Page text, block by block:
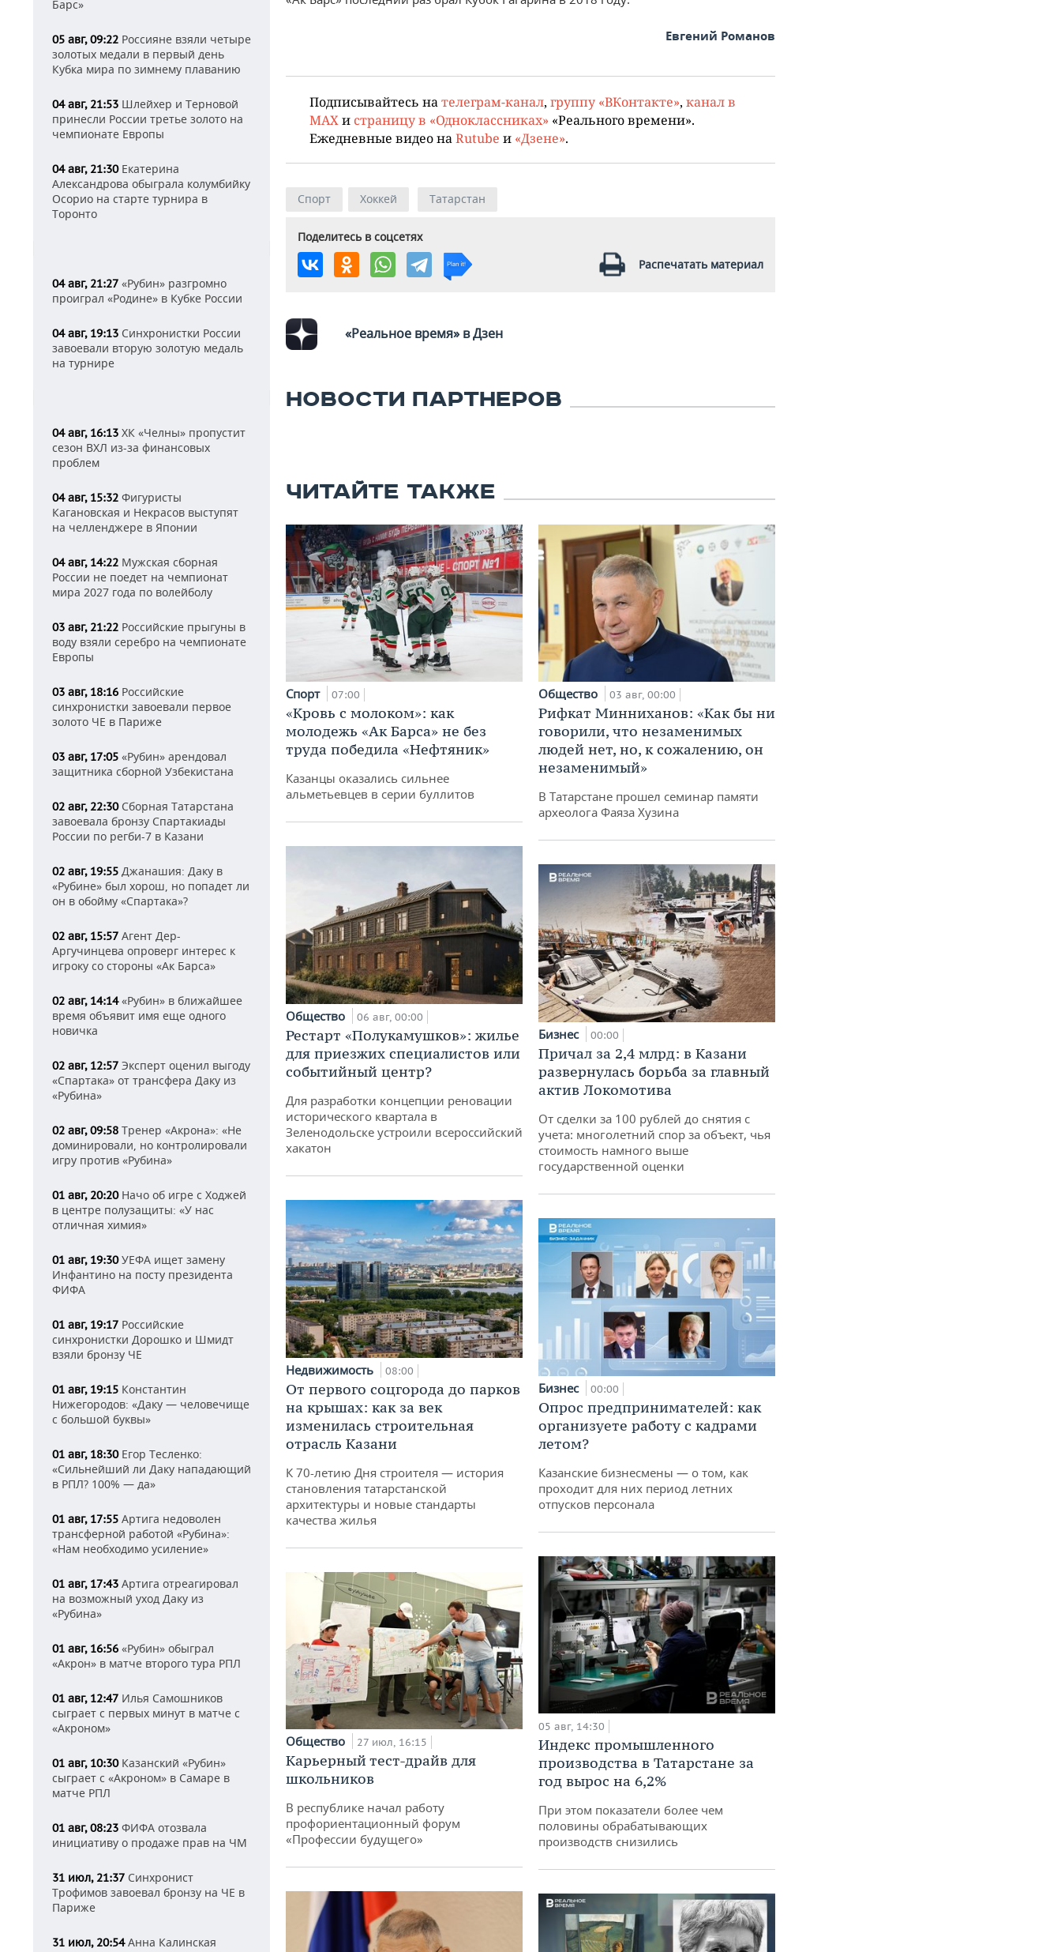
Барс»
05 авг, 09:22 Россияне взяли четыре
золотых медали в первый день
Кубка мира по зимнему плаванию
04 авг, 21:53 Шлейхер и Терновой
принесли России третье золото на
чемпионате Европы
04 авг, 21:30Екатерина
Александрова обыграла колумбийку
Осорио на старте турнира в
Торонто
04 авг, 21:27 «Рубин» разгромно
проиграл «Родине» в Кубке России
04 авг, 19:13 Синхронистки России
завоевали вторую золотую медаль
на турнире
04 авг, 16:13 ХК «Челны» пропустит
сезон ВХЛ из-за финансовых
проблем
04 авг, 15:32 Фигуристы
Кагановская и Некрасов выступят
на челленджере в Японии
04 авг, 14:22 Мужская сборная
России не поедет на чемпионат
мира 2027 года по волейболу
03 авг, 21:22 Российские прыгуны в
воду взяли серебро на чемпионате
Европы
03 авг, 18:16 Российские
синхронистки завоевали первое
золото ЧЕ в Париже
03 авг, 17:05 «Рубин» арендовал
защитника сборной Узбекистана
02 авг, 22:30Сборная Татарстана
завоевала бронзу Спартакиады
России по регби-7 в Казани
02 авг, 19:55 Джанашия: Даку в
«Рубине» был хорош, но попадет ли
он в обойму «Спартака»?
02 авг, 15:57 Агент Дер-
Аргучинцева опроверг интерес к
игроку со стороны «Ак Барса»
02 авг, 14:14«Рубин» в ближайшее
время объявит имя еще одного
новичка
02 авг, 12:57 Эксперт оценил выгоду
«Спартака» от трансфера Даку из
«Рубина»
02 авг, 09:58 Тренер «Акрона»: «Не
доминировали, но контролировали
игру против «Рубина»
01 авг, 20:20Начо об игре с Ходжей
в центре полузащиты: «У нас
отличная химия»
01 авг, 19:30УЕФА ищет замену
Инфантино на посту президента
ФИФА
01 авг, 19:17 Российские
синхронистки Дорошко и Шмидт
взяли бронзу ЧЕ
01 авг, 19:15 Константин
Нижегородов: «Даку — человечище
с большой буквы»
01 авг, 18:30Егор Тесленко:
«Сильнейший ли Даку нападающий
в РПЛ? 100% — да»
01 авг, 17:55 Артига недоволен
трансферной работой «Рубина»:
«Нам необходимо усиление»
01 авг, 17:43 Артига отреагировал
на возможный уход Даку из
«Рубина»
01 авг, 16:56 «Рубин» обыграл
«Акрон» в матче второго тура РПЛ
01 авг, 12:47 Илья Самошников
сыграет с первых минут в матче с
«Акроном»
01 авг, 10:30Казанский «Рубин»
сыграет с «Акроном» в Самаре в
матче РПЛ
01 авг, 08:23 ФИФА отозвала
инициативу о продаже прав на ЧМ
31 июл, 21:37 Синхронист
Трофимов завоевал бронзу на ЧЕ в
Париже
31 июл, 20:54Анна Калинская
Евгений Романов
Подписывайтесь на телеграм-канал, группу «ВКонтакте», канал в
MAX и страницу в «Одноклассниках» «Реального времени».
Ежедневные видео на Rutube и «Дзене».
Спорт Хоккей Татарстан
Поделитесь в соцсетях
Распечатать материал
«Реальное время» в Дзен
НОВОСТИ ПАРТНЕРОВ
ЧИТАЙТЕ ТАКЖЕ
Спорт 07:00
«Кровь с молоком»: как
молодежь «Ак Барса» не без
труда победила «Нефтяник»
Казанцы оказались сильнее
альметьевцев в серии буллитов
Общество 06 авг, 00:00
Рестарт «Полукамушков»: жилье
для приезжих специалистов или
событийный центр?
Для разработки концепции реновации
исторического квартала в
Зеленодольске устроили всероссийский
хакатон
Недвижимость 08:00
От первого соцгорода до парков
на крышах: как за век
изменилась строительная
отрасль Казани
К 70-летию Дня строителя — история
становления татарстанской
архитектуры и новые стандарты
качества жилья
Общество 27 июл, 16:15
Карьерный тест-драйв для
школьников
В республике начал работу
профориентационный форум
«Профессии будущего»
Общество 03 авг, 00:00
Рифкат Минниханов: «Как бы ни
говорили, что незаменимых
людей нет, но, к сожалению, он
незаменимый»
В Татарстане прошел семинар памяти
археолога Фаяза Хузина
Бизнес 00:00
Причал за 2,4 млрд: в Казани
развернулась борьба за главный
актив Локомотива
От сделки за 100 рублей до снятия с
учета: многолетний спор за объект, чья
стоимость намного выше
государственной оценки
Бизнес 00:00
Опрос предпринимателей: как
организуете работу с кадрами
летом?
Казанские бизнесмены — о том, как
проходит для них период летних
отпусков персонала
05 авг, 14:30
Индекс промышленного
производства в Татарстане за
год вырос на 6,2%
При этом показатели более чем
половины обрабатывающих
производств снизились